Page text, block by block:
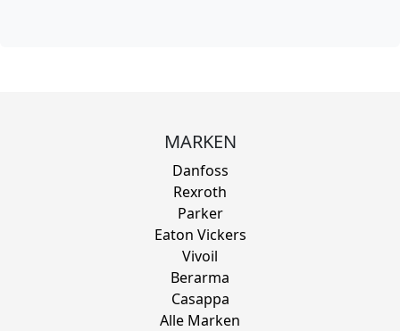
MARKEN
Danfoss
Rexroth
Parker
Eaton Vickers
Vivoil
Berarma
Casappa
Alle Marken